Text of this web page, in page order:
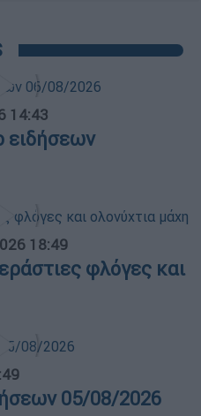
14:43
ειδήσεων
18:49
φλόγες και
05/08/2026